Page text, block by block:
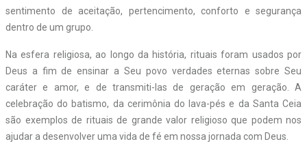
sentimento de aceitação, pertencimento, conforto e segurança
dentro de um grupo.
Na esfera religiosa, ao longo da história, rituais foram usados por
Deus a fim de ensinar a Seu povo verdades eternas sobre Seu
caráter e amor, e de transmiti-­las de geração em geração. A
celebração do batismo, da cerimônia do lava-pés e da Santa Ceia
são exemplos de rituais de grande valor religioso que podem nos
ajudar a desenvolver uma vida de fé em nossa jornada com Deus.